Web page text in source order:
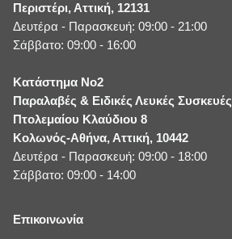
Περιστέρι, Αττική, 12131
Δευτέρα - Παρασκευή: 09:00 - 21:00
Σάββατο: 09:00 - 16:00
Κατάστημα No2
Παραλαβές & Ειδικές Λευκές Συσκευές
Πτολεμαίου Κλαύδιου 8
Κολωνός-Αθήνα, Αττική, 10442
Δευτέρα - Παρασκευή: 09:00 - 18:00
Σάββατο: 09:00 - 14:00
Επικοινωνία